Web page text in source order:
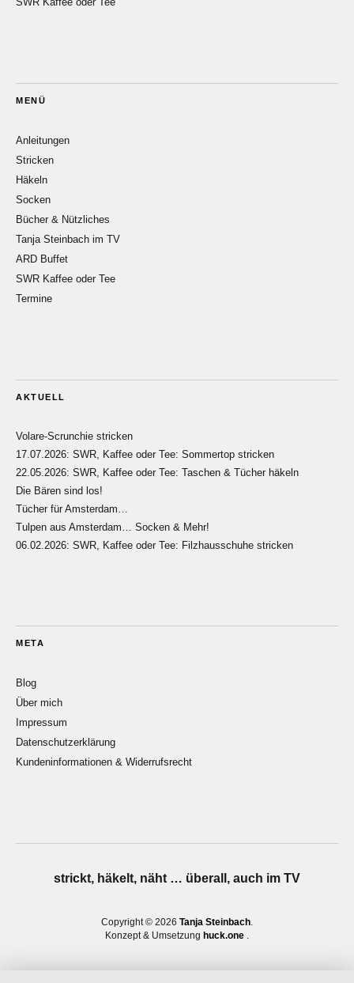
MENÜ
Anleitungen
Stricken
Häkeln
Socken
Bücher & Nützliches
Tanja Steinbach im TV
ARD Buffet
SWR Kaffee oder Tee
Termine
AKTUELL
Volare-Scrunchie stricken
17.07.2026: SWR, Kaffee oder Tee: Sommertop stricken
22.05.2026: SWR, Kaffee oder Tee: Taschen & Tücher häkeln
Die Bären sind los!
Tücher für Amsterdam…
Tulpen aus Amsterdam… Socken & Mehr!
06.02.2026: SWR, Kaffee oder Tee: Filzhausschuhe stricken
META
Blog
Über mich
Impressum
Datenschutzerklärung
Kundeninformationen & Widerrufsrecht
strickt, häkelt, näht … überall, auch im TV
Copyright © 2026 Tanja Steinbach
Konzept & Umsetzung huck.one